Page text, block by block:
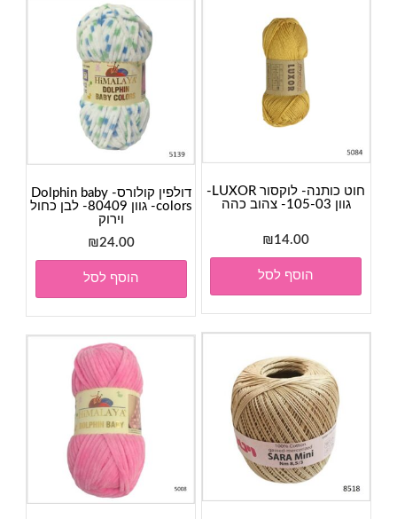
חוט כותנה- לוקסור LUXOR-
גוון 105-03- צהוב כהה
₪14.00
הוסף לסל
דולפין קולורס- Dolphin baby
colors- גוון 80409- לבן כחול
וירוק
₪24.00
הוסף לסל